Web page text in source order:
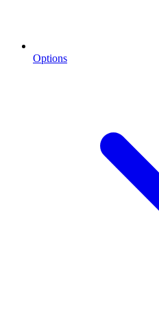
Options